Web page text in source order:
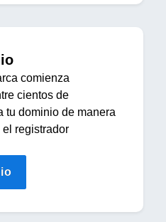
comienza
cientos de
tu dominio de manera
registrador